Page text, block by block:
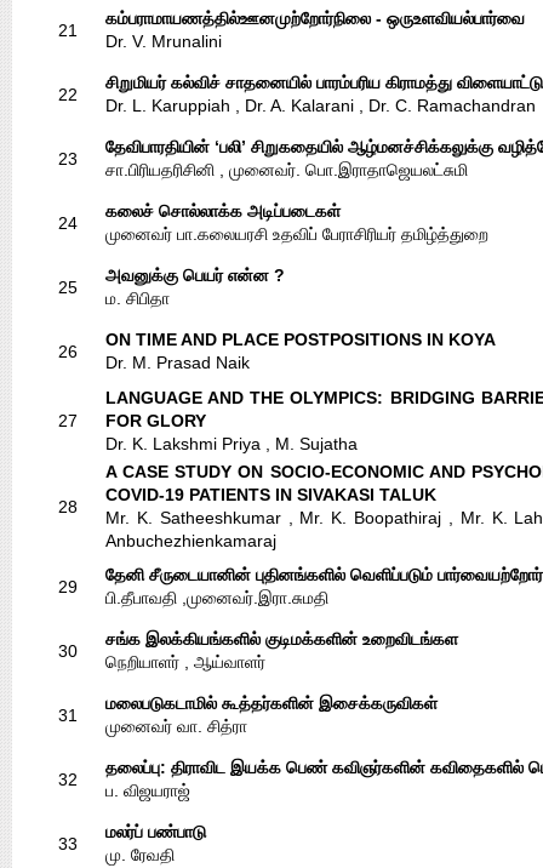
21
கம்பராமாயணத்தில்ஊனமுற்றோர்நிலை - ஒருஉளவியல்பார்வை
Dr. V. Mrunalini
22
சிறுமியர் கல்விச் சாதனையில் பாரம்பரிய கிராமத்து
Dr. L. Karuppiah , Dr. A. Kalarani , Dr. C. Ramachandran
23
தேவிபாரதியின் ‘பலி’ சிறுகதையில் ஆழ்மனச்சிக்கலுக்கு
சா.பிரியதரிசினி , முனைவர். பொ.இராதாஜெயலட்சுமி
24
கலைச் சொல்லாக்க அடிப்படைகள்
முனைவர் பா.கலையரசி உதவிப் பேராசிரியர் தமிழ்த்துறை
25
அவனுக்கு பெயர் என்ன ?
ம. சிபிதா
26
ON TIME AND PLACE POSTPOSITIONS IN KOYA
Dr. M. Prasad Naik
27
LANGUAGE AND THE OLYMPICS: BRIDGING
FOR GLORY
Dr. K. Lakshmi Priya , M. Sujatha
28
A CASE STUDY ON SOCIO-ECONOMIC AND
COVID-19 PATIENTS IN SIVAKASI TALUK
Mr. K. Satheeshkumar , Mr. K. Boopathiraj , Mr. K.
Anbuchezhienkamaraj
29
தேனி சீருடையானின் புதினங்களில் வெளிப்படும்
பி.தீபாவதி ,முனைவர்.இரா.சுமதி
30
சங்க இலக்கியங்களில் குடிமக்களின் உறைவிடங்கள
நெறியாளர் , ஆய்வாளர்
31
மலைபடுகடாமில் கூத்தர்களின் இசைக்கருவிகள்
முனைவர் வா. சித்ரா
32
தலைப்பு: திராவிட இயக்க பெண் கவிஞர்களின் கவிதைகளில்
ப. விஜயராஜ்
33
மலர்ப் பண்பாடு
மு. ரேவதி